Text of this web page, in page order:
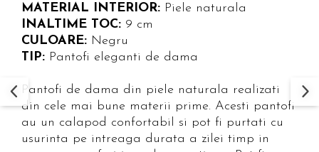
MATERIAL INTERIOR: Piele naturala
INALTIME TOC: 9 cm
CULOARE: Negru
TIP: Pantofi eleganti de dama
Pantofi de dama din piele naturala realizati
din cele mai bune materii prime. Acesti pantofi
au un calapod confortabil si pot fi purtati cu
usurinta pe intreaga durata a zilei timp in